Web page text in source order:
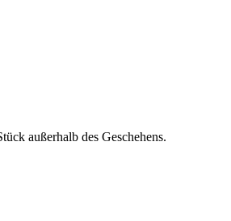
außerhalb des Geschehens.